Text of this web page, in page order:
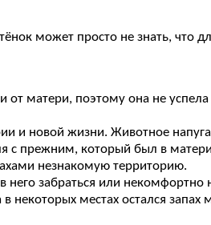
может просто не знать, что
матери, поэтому она не
и новой жизни. Животное
с прежним, который был в
незнакомую территорию.
забраться или некомфортно
некоторых местах остался